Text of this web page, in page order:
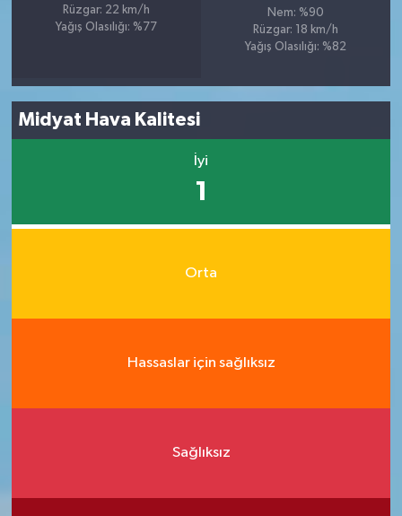
Rüzgar: 22 km/h
Yağış Olasılığı: %77
Nem: %90
Rüzgar: 18 km/h
Yağış Olasılığı: %82
Midyat Hava Kalitesi
İyi
1
Orta
Hassaslar için sağlıksız
Sağlıksız